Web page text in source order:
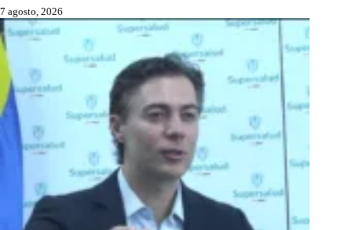
7 agosto, 2026